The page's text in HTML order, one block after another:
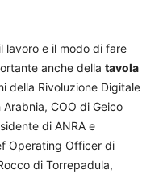
lavoro e il modo di fare
anche della tavola
della Rivoluzione Digitale
COO di Geico
di ANRA e
Operating Officer di
di Torrepadula,